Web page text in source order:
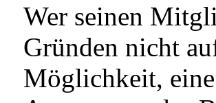
Wer seinen
Gründen nicht
Möglichkeit,